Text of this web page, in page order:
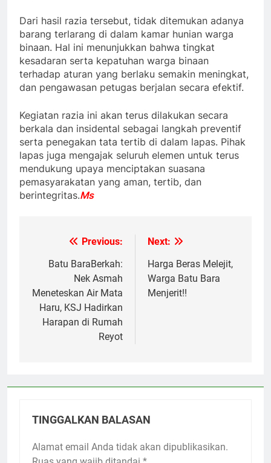
Dari hasil razia tersebut, tidak ditemukan adanya
barang terlarang di dalam kamar hunian warga
binaan. Hal ini menunjukkan bahwa tingkat
kesadaran serta kepatuhan warga binaan
terhadap aturan yang berlaku semakin meningkat,
dan pengawasan petugas berjalan secara efektif.
Kegiatan razia ini akan terus dilakukan secara
berkala dan insidental sebagai langkah preventif
serta penegakan tata tertib di dalam lapas. Pihak
lapas juga mengajak seluruh elemen untuk terus
mendukung upaya menciptakan suasana
pemasyarakatan yang aman, tertib, dan
berintegritas.Ms
Navigasi
pos
Previous:
Batu BaraBerkah:
Nek Asmah
Meneteskan Air Mata
Haru, KSJ Hadirkan
Harapan di Rumah
Reyot
Next:
Harga Beras Melejit,
Warga Batu Bara
Menjerit!!
TINGGALKAN BALASAN
Alamat email Anda tidak akan dipublikasikan.